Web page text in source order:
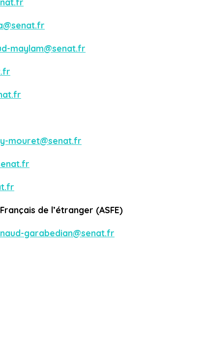
maylam@senat.fr
mouret@senat.fr
de l’étranger (ASFE)
garabedian@senat.fr